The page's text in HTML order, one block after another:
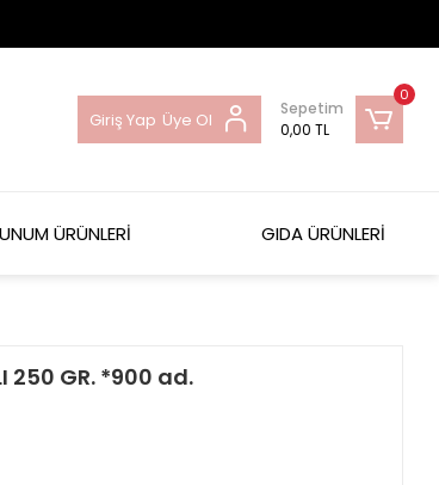
Giriş Yap Üye Ol
0
Sepetim
0,00 TL
ÜRÜNLERİ GIDA ÜRÜNLERİ
250 GR. *900 ad.